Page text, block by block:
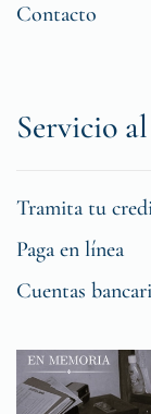
Contacto
Servicio
Tramita tu
Paga en línea
Cuentas